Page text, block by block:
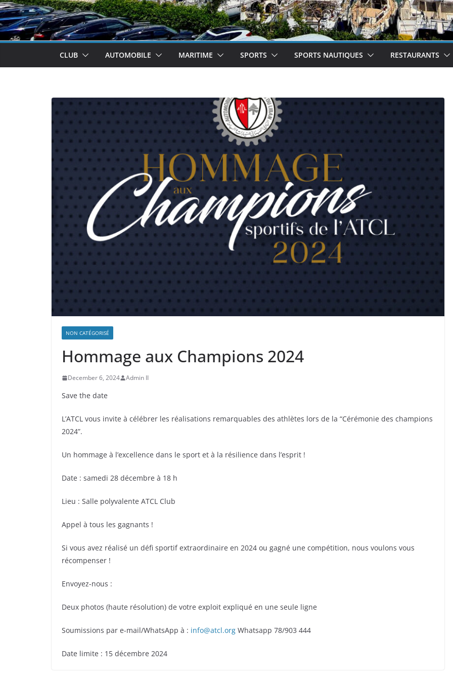
CLUB AUTOMOBILE MARITIME SPORTS SPORTS NAUTIQUES RESTAURANTS
NON CATÉGORISÉ
Hommage aux Champions 2024
December 6, 2024 Admin II
Save the date
L’ATCL vous invite à célébrer les réalisations remarquables des athlètes lors de la “Cérémonie des champions
2024”.
Un hommage à l’excellence dans le sport et à la résilience dans l’esprit !
Date : samedi 28 décembre à 18 h
Lieu : Salle polyvalente ATCL Club
Appel à tous les gagnants !
Si vous avez réalisé un défi sportif extraordinaire en 2024 ou gagné une compétition, nous voulons vous
récompenser !
Envoyez-nous :
Deux photos (haute résolution) de votre exploit expliqué en une seule ligne
Soumissions par e-mail/WhatsApp à : info@atcl.org Whatsapp 78/903 444
Date limite : 15 décembre 2024